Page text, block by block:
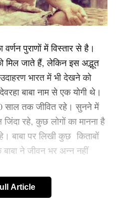
पुराणों में विस्तार से है।
मिल जाते हैं, लेकिन इस अद्भूत
भारत में भी देखने को
बाबा नाम से एक योगी थे।
साल तक जीवित रहे। सुनने में
रहे, कुछ लोगों का मानना है
बाबा पर लिखी कुछ किताबों
ने जीवन भर अन्न नहीं
Article